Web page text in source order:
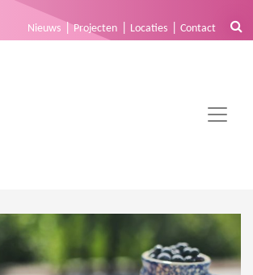
Nieuws Projecten Locaties Contact